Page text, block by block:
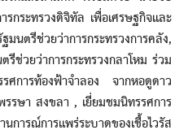
ระทรวงดิจิทัล เพื่อเศรษฐกิจและ
รีช่วยว่าการกระทรวงการคลัง,
วยว่าการกระทรวงกลาโหม ร่วม
การท้องฟ้าจำลอง จากหอดูดาว
รษา สงขลา , เยี่ยมชมนิทรรศการ
การณ์การแพร่ระบาดของเชื้อไวรัส